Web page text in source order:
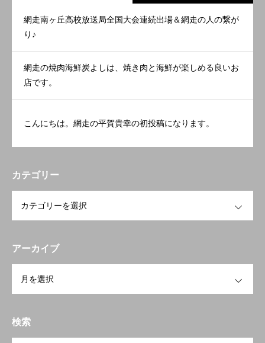
網走南ヶ丘高校放送局全国大会連続出場＆網走の人の繋が
り♪
網走の焼肉海鮮炭よしは、焼き肉と海鮮が楽しめる良いお
店です。
こんにちは。網走の平賀貴幸の初投稿になります。
カテゴリー
アーカイブ
検索